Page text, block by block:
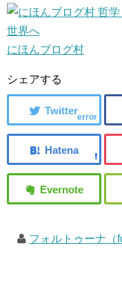
にほんブログ村
シェアする
error
フォルトゥーナ（